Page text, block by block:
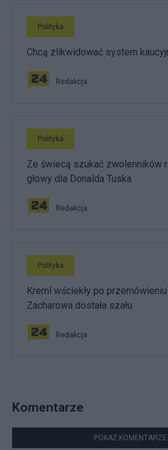
Polityka
Chcą zlikwidować system
Redakcja
Polityka
Ze świecą szukać zwolenników
głowy dla Donalda Tuska
Redakcja
Polityka
Kreml wściekły po
Zacharowa dostała szału
Redakcja
Komentarze
POKAŻ